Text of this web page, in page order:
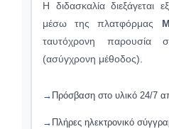
Η διδασκαλία διεξάγεται
μέσω της πλατφόρμας
ταυτόχρονη παρουσία
(ασύγχρονη μέθοδος).
Πρόσβαση στο υλικό 24/7
Πλήρες ηλεκτρονικό